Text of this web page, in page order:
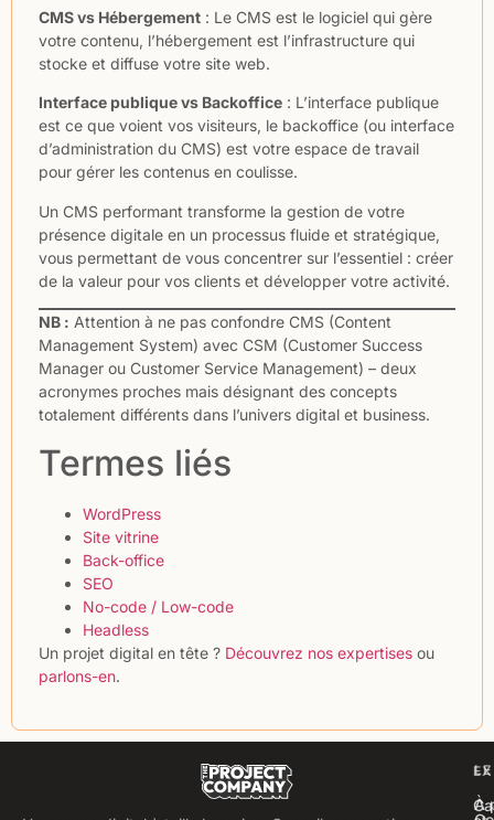
CMS vs Hébergement : Le CMS est le logiciel qui gère
votre contenu, l’hébergement est l’infrastructure qui
stocke et diffuse votre site web.
Interface publique vs Backoffice : L’interface publique
est ce que voient vos visiteurs, le backoffice (ou interface
d’administration du CMS) est votre espace de travail
pour gérer les contenus en coulisse.
Un CMS performant transforme la gestion de votre
présence digitale en un processus fluide et stratégique,
vous permettant de vous concentrer sur l’essentiel : créer
de la valeur pour vos clients et développer votre activité.
NB : Attention à ne pas confondre CMS (Content
Management System) avec CSM (Customer Success
Manager ou Customer Service Management) – deux
acronymes proches mais désignant des concepts
totalement différents dans l’univers digital et business.
Termes liés
WordPress
Site vitrine
Back-office
SEO
No-code / Low-code
Headless
Un projet digital en tête ? Découvrez nos expertises ou
parlons-en.
À